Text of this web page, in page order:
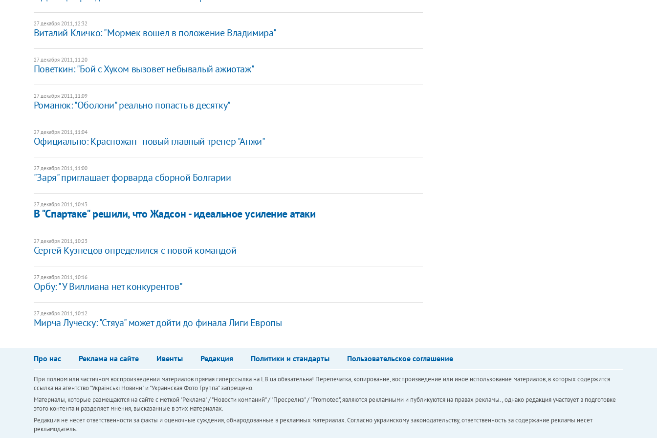
27 декабря 2011, 12:32
Виталий Кличко: "Мормек вошел в положение Владимира"
27 декабря 2011, 11:20
Поветкин: "Бой с Хуком вызовет небывалый ажиотаж"
27 декабря 2011, 11:09
Романюк: "Оболони" реально попасть в десятку"
27 декабря 2011, 11:04
Официально: Красножан - новый главный тренер "Анжи"
27 декабря 2011, 11:00
"Заря" приглашает форварда сборной Болгарии
27 декабря 2011, 10:43
В "Спартаке" решили, что Жадсон - идеальное усиление атаки
27 декабря 2011, 10:23
Сергей Кузнецов определился с новой командой
27 декабря 2011, 10:16
Орбу: "У Виллиана нет конкурентов"
27 декабря 2011, 10:12
Мирча Луческу: "Стяуа" может дойти до финала Лиги Европы
Про нас Реклама на сайте Ивенты Редакция Политики и стандарты Пользовательское соглашение
При полном или частичном воспроизведении материалов прямая гиперссылка на LB.ua обязательна! Перепечатка, копирование, воспроизведение или иное использование материалов, в которых содержится
ссылка на агентство "Українськi Новини" и "Украинская Фото Группа" запрещено.
Материалы, которые размещаются на сайте с меткой "Реклама" / "Новости компаний" / "Пресрелиз" / "Promoted", являются рекламными и публикуются на правах рекламы. , однако редакция участвует в подготовке
этого контента и разделяет мнения, высказанные в этих материалах.
Редакция не несет ответственности за факты и оценочные суждения, обнародованные в рекламных материалах. Согласно украинскому законодательству, ответственность за содержание рекламы несет
рекламодатель.